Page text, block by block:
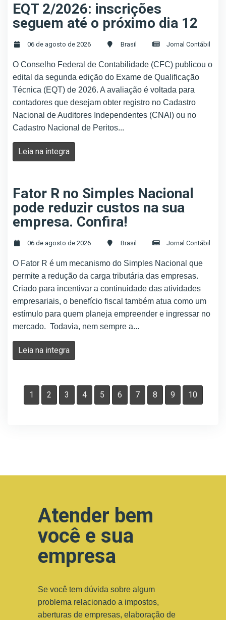
EQT 2/2026: inscrições
seguem até o próximo dia 12
06 de agosto de 2026 Brasil Jornal Contábil
O Conselho Federal de Contabilidade (CFC) publicou o
edital da segunda edição do Exame de Qualificação
Técnica (EQT) de 2026. A avaliação é voltada para
contadores que desejam obter registro no Cadastro
Nacional de Auditores Independentes (CNAI) ou no
Cadastro Nacional de Peritos...
Leia na integra
Fator R no Simples Nacional
pode reduzir custos na sua
empresa. Confira!
06 de agosto de 2026 Brasil Jornal Contábil
O Fator R é um mecanismo do Simples Nacional que
permite a redução da carga tributária das empresas.
Criado para incentivar a continuidade das atividades
empresariais, o benefício fiscal também atua como um
estímulo para quem planeja empreender e ingressar no
mercado. Todavia, nem sempre a...
Leia na integra
1 2 3 4 5 6 7 8 9 10
Atender bem
você e sua
empresa
Se você tem dúvida sobre algum
problema relacionado a impostos,
aberturas de empresas, elaboração de